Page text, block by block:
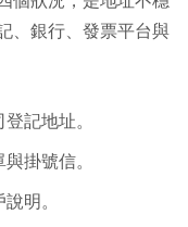
、銀行、發票平台與
記地址。
掛號信。
明。